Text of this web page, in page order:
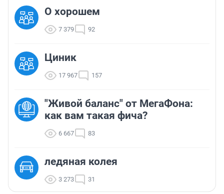
О хорошем
7 379 92
Циник
17 967 157
"Живой баланс" от МегаФона:
как вам такая фича?
6 667 83
ледяная колея
3 273 31